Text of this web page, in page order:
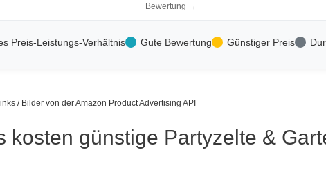
Bewertung →
Preis-Leistungs-Verhältnis Gute Bewertung Günstiger Preis
/ Bilder von der Amazon Product Advertising API
kosten günstige Partyzelte &